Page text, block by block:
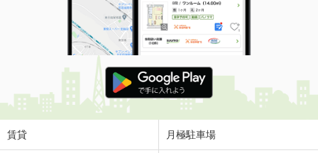
建物面積 122.5m²
土地面積 200.05m²
長野県長野市大字石渡
価 格
2,380万円
住 所
長野県長野市大字石渡
建物面積
152.97m²
賃貸 月極駐車場